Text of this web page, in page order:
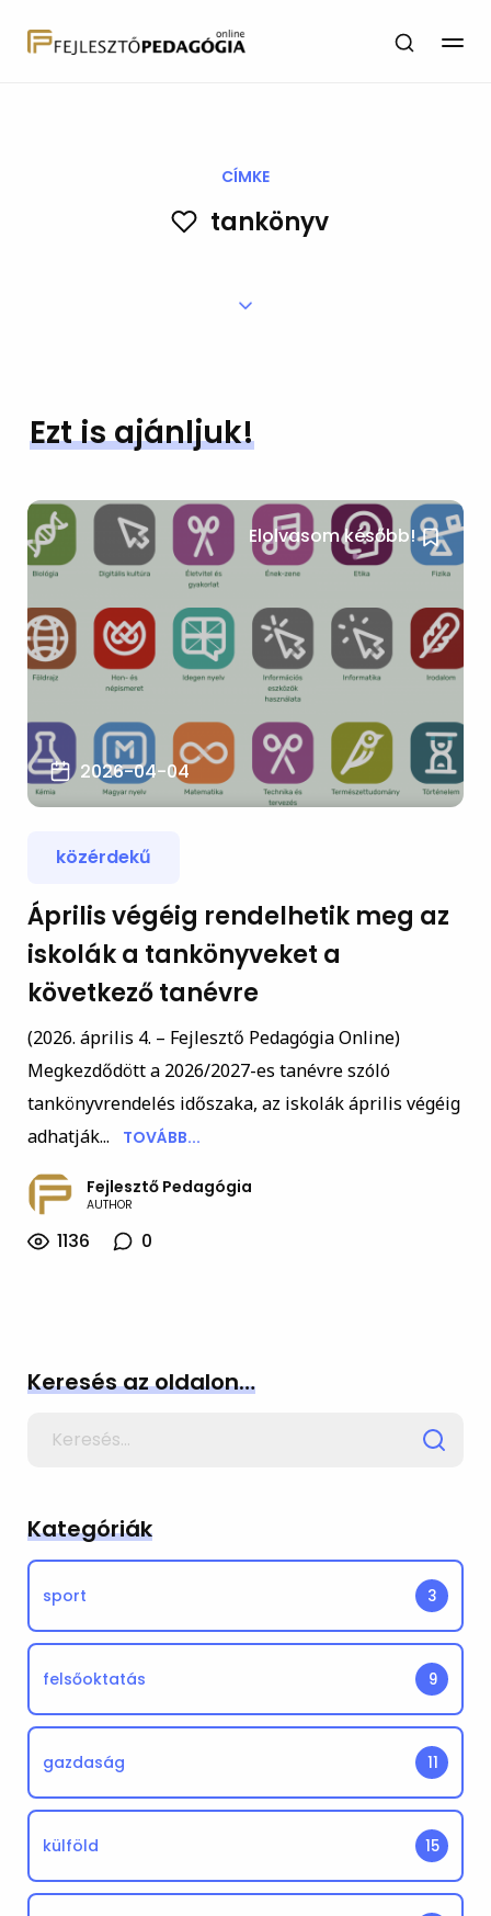
CÍMKE
tankönyv
Ezt is ajánljuk!
Elolvasom később!
2026-04-04
közérdekű
Április végéig rendelhetik meg az
iskolák a tankönyveket a
következő tanévre
(2026. április 4. – Fejlesztő Pedagógia Online)
Megkezdődött a 2026/2027-es tanévre szóló
tankönyvrendelés időszaka, az iskolák április végéig
adhatják...
TOVÁBB...
Fejlesztő Pedagógia
AUTHOR
1136 0
Keresés az oldalon…
Kategóriák
sport 3
felsőoktatás 9
gazdaság 11
külföld 15